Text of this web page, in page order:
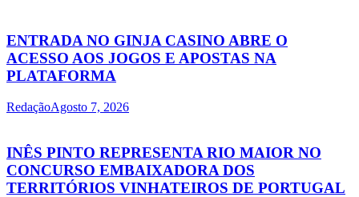
ENTRADA NO GINJA CASINO ABRE O
ACESSO AOS JOGOS E APOSTAS NA
PLATAFORMA
RedaçãoAgosto 7, 2026
INÊS PINTO REPRESENTA RIO MAIOR NO
CONCURSO EMBAIXADORA DOS
TERRITÓRIOS VINHATEIROS DE PORTUGAL